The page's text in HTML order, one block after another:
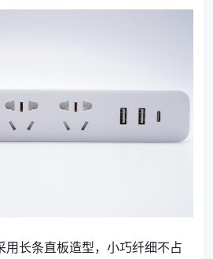
用长条直板造型，小巧纤细不占